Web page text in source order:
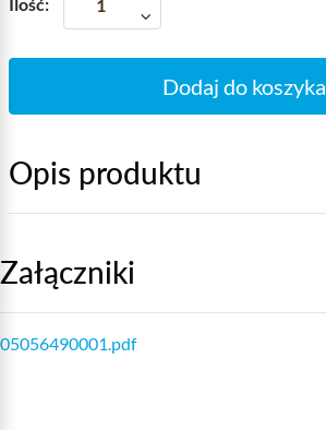
Dodaj do koszyka
Opis produktu
Załączniki
05056490001.pdf